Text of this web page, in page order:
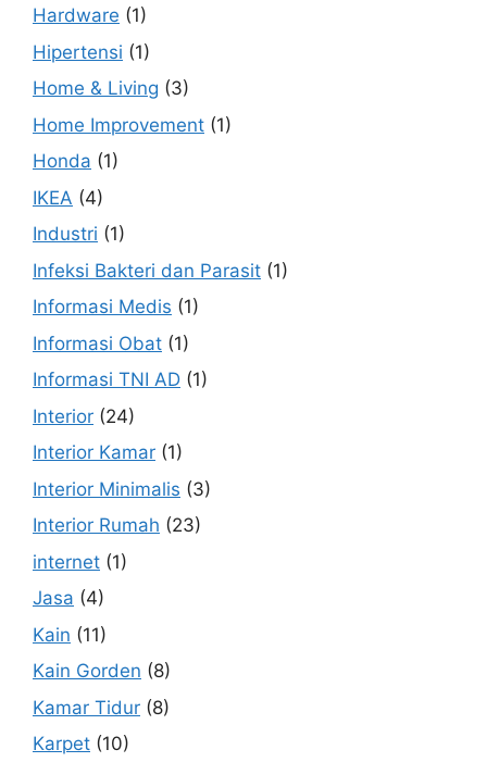
Hardware (1)
Hipertensi (1)
Home & Living (3)
Home Improvement (1)
Honda (1)
IKEA (4)
Industri (1)
Infeksi Bakteri dan Parasit (1)
Informasi Medis (1)
Informasi Obat (1)
Informasi TNI AD (1)
Interior (24)
Interior Kamar (1)
Interior Minimalis (3)
Interior Rumah (23)
internet (1)
Jasa (4)
Kain (11)
Kain Gorden (8)
Kamar Tidur (8)
Karpet (10)